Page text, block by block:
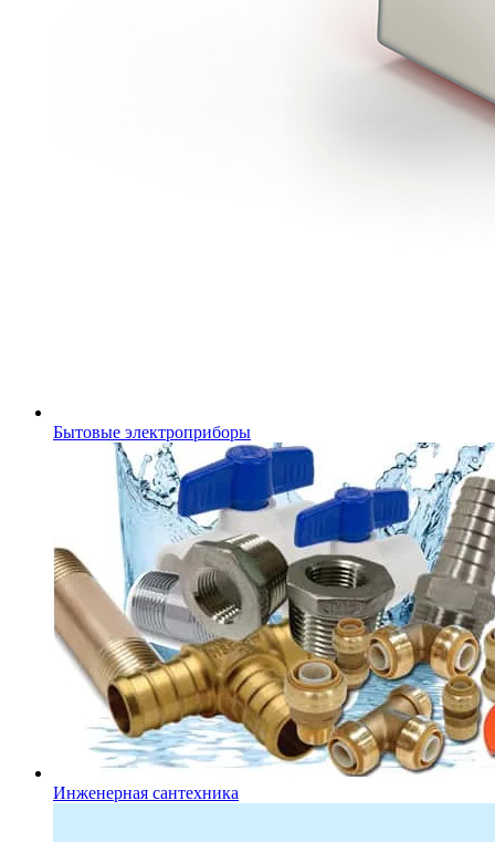
Бытовые электроприборы
Инженерная сантехника